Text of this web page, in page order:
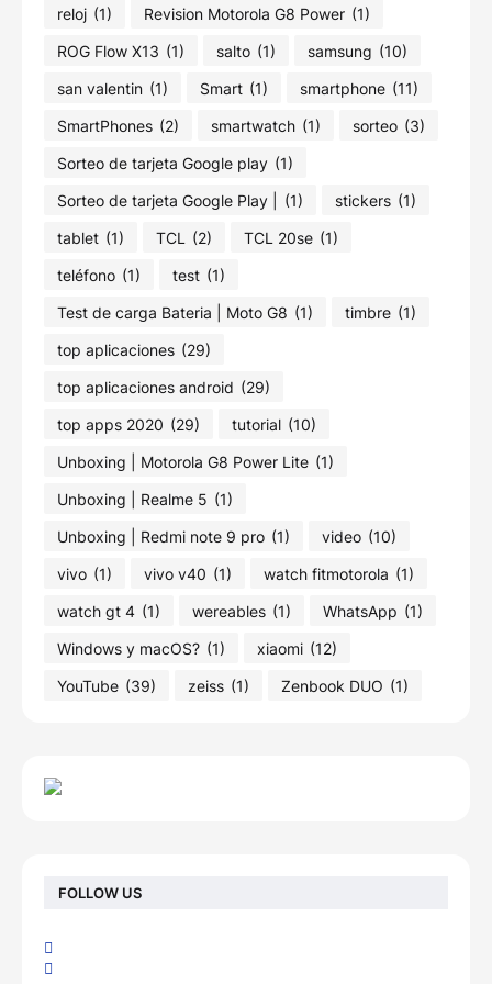
reloj (1) Revision Motorola G8 Power (1)
ROG Flow X13 (1) salto (1) samsung (10)
san valentin (1) Smart (1) smartphone (11)
SmartPhones (2) smartwatch (1) sorteo (3)
Sorteo de tarjeta Google play (1)
Sorteo de tarjeta Google Play |
(1) stickers (1)
tablet (1) TCL (2) TCL 20se (1)
teléfono (1) test (1)
Test de carga Bateria | Moto G8 (1) timbre (1)
top aplicaciones (29)
top aplicaciones android (29)
top apps 2020 (29) tutorial (10)
Unboxing | Motorola G8 Power Lite (1)
Unboxing | Realme 5 (1)
Unboxing | Redmi note 9 pro (1) video (10)
vivo (1) vivo v40 (1) watch fitmotorola (1)
watch gt 4 (1) wereables (1) WhatsApp (1)
Windows y macOS? (1) xiaomi (12)
YouTube (39) zeiss (1) Zenbook DUO (1)
FOLLOW US